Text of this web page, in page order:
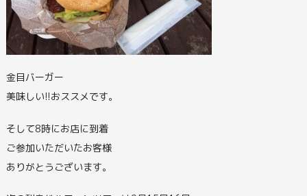
金目バーガー
美味しい!!おススメです。
そして8時にお店に到着
ご参加いただいたお客様
ありがとうございます。